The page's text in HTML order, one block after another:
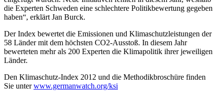
die Experten Schweden eine schlechtere Politikbewertung gegeben
haben“, erklärt Jan Burck.
Der Index bewertet die Emissionen und Klimaschutzleistungen der
58 Länder mit dem höchsten CO2-Ausstoß. In diesem Jahr
bewerteten mehr als 200 Experten die Klimapolitik ihrer jeweiligen
Länder.
Den Klimaschutz-Index 2012 und die Methodikbroschüre finden
Sie unterwww.germanwatch.org/ksi